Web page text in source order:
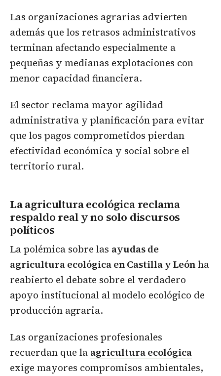
Las organizaciones agrarias advierten
además que los retrasos administrativos
terminan afectando especialmente a
pequeñas y medianas explotaciones con
menor capacidad financiera.
El sector reclama mayor agilidad
administrativa y planificación para evitar
que los pagos comprometidos pierdan
efectividad económica y social sobre el
territorio rural.
La agricultura ecológica reclama
respaldo real y no solo discursos
políticos
La polémica sobre las ayudas de
agricultura ecológica en Castilla y Leónha
reabierto el debate sobre el verdadero
apoyo institucional al modelo ecológico de
producción agraria.
Las organizaciones profesionales
recuerdan que la agricultura ecológica
exige mayores compromisos ambientales,